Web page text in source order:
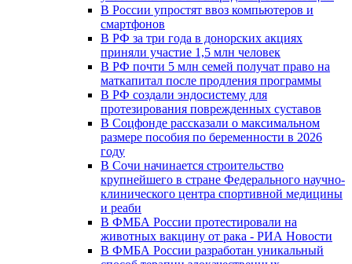
В России упростят ввоз компьютеров и
смартфонов
В РФ за три года в донорских акциях
приняли участие 1,5 млн человек
В РФ почти 5 млн семей получат право на
маткапитал после продления программы
В РФ создали эндосистему для
протезирования поврежденных суставов
В Соцфонде рассказали о максимальном
размере пособия по беременности в 2026
году
В Сочи начинается строительство
крупнейшего в стране Федерального научно-
клинического центра спортивной медицины
и реаби
В ФМБА России протестировали на
животных вакцину от рака - РИА Новости
В ФМБА России разработан уникальный